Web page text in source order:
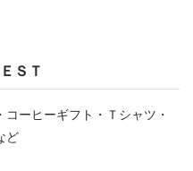
ＳＴ
コーヒーギフト・Ｔシャツ・
ど